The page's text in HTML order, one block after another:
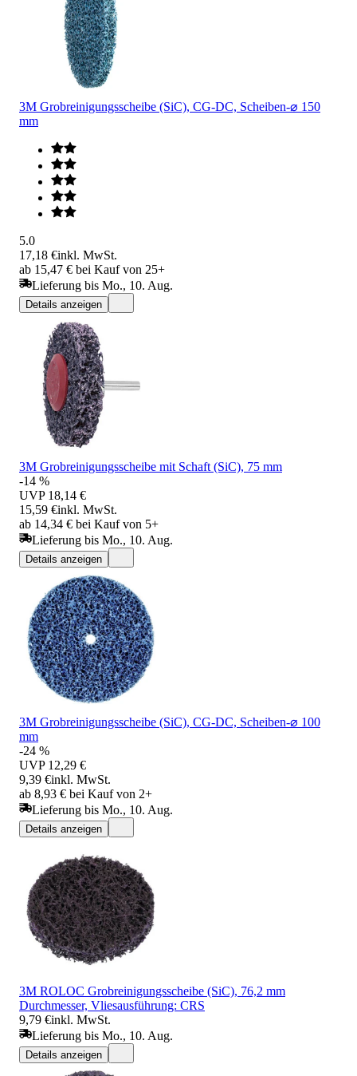
3M Grobreinigungsscheibe (SiC), CG-DC, Scheiben-⌀ 150
mm
5.0
17,18 €inkl. MwSt.
ab 15,47 € bei Kauf von 25+
Lieferung bis Mo., 10. Aug.
Details anzeigen
3M Grobreinigungsscheibe mit Schaft (SiC), 75 mm
-14 %
UVP 18,14 €
15,59 €inkl. MwSt.
ab 14,34 € bei Kauf von 5+
Lieferung bis Mo., 10. Aug.
Details anzeigen
3M Grobreinigungsscheibe (SiC), CG-DC, Scheiben-⌀ 100
mm
-24 %
UVP 12,29 €
9,39 €inkl. MwSt.
ab 8,93 € bei Kauf von 2+
Lieferung bis Mo., 10. Aug.
Details anzeigen
3M ROLOC Grobreinigungsscheibe (SiC), 76,2 mm
Durchmesser, Vliesausführung: CRS
9,79 €inkl. MwSt.
Lieferung bis Mo., 10. Aug.
Details anzeigen